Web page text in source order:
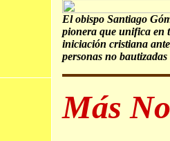
El obispo Santiago
pionera que unifica en
iniciación cristiana
personas no bautizadas
Más